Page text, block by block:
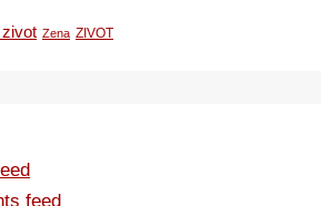
Zena ZIVOT
feed